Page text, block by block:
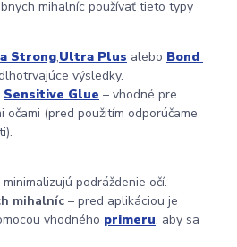
mihalníc používať tieto typy
Strong,Ultra Plus alebo Bond
výsledky.
Sensitive Glue – vhodné pre
očami (pred použitím odporúčame
podráždenie očí.
mihalníc – pred aplikáciou je
vhodného primeru, aby sa